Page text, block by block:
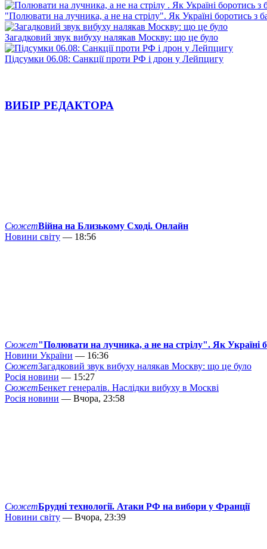
"Полювати на лучника, а не на стрілу". Як Україні боротись з
Загадковий звук вибуху налякав Москву: що це було
Підсумки 06.08: Санкції проти РФ і дрон у Лейпцигу
ВИБІР РЕДАКТОРА
СюжетВійна на Близькому Сході. Онлайн
Новини світу — 18:56
Сюжет"Полювати на лучника, а не на стрілу". Як Україні
Новини України — 16:36
СюжетЗагадковий звук вибуху налякав Москву: що це було
Росія новини — 15:27
СюжетБенкет генералів. Наслідки вибуху в Москві
Росія новини — Вчора, 23:58
СюжетБрудні технології. Атаки РФ на вибори у Франції
Новини світу — Вчора, 23:39